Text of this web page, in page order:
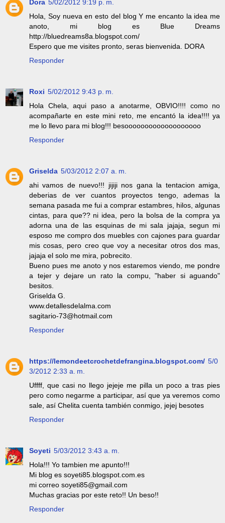
Dora 5/02/2012 9:19 p. m.
Hola, Soy nueva en esto del blog Y me encanto la idea me
anoto, mi blog es Blue Dreams
http://bluedreams8a.blogspot.com/
Espero que me visites pronto, seras bienvenida. DORA
Responder
Roxi 5/02/2012 9:43 p. m.
Hola Chela, aqui paso a anotarme, OBVIO!!!! como no
acompañarte en este mini reto, me encantó la idea!!!! ya
me lo llevo para mi blog!!! besooooooooooooooooooo
Responder
Griselda 5/03/2012 2:07 a. m.
ahi vamos de nuevo!!! jijiji nos gana la tentacion amiga,
deberias de ver cuantos proyectos tengo, ademas la
semana pasada me fui a comprar estambres, hilos, algunas
cintas, para que?? ni idea, pero la bolsa de la compra ya
adorna una de las esquinas de mi sala jajaja, segun mi
esposo me compro dos muebles con cajones para guardar
mis cosas, pero creo que voy a necesitar otros dos mas,
jajaja el solo me mira, pobrecito.
Bueno pues me anoto y nos estaremos viendo, me pondre
a tejer y dejare un rato la compu, "haber si aguando"
besitos.
Griselda G.
www.detallesdelalma.com
sagitario-73@hotmail.com
Responder
https://lemondeetcrochetdefrangina.blogspot.com/ 5/0
3/2012 2:33 a. m.
Uffff, que casi no llego jejeje me pilla un poco a tras pies
pero como negarme a participar, así que ya veremos como
sale, así Chelita cuenta también conmigo, jejej besotes
Responder
Soyeti 5/03/2012 3:43 a. m.
Hola!!! Yo tambien me apunto!!!
Mi blog es soyeti85.blogspot.com.es
mi correo soyeti85@gmail.com
Muchas gracias por este reto!! Un beso!!
Responder